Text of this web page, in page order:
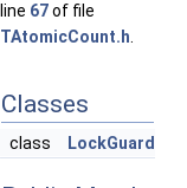
line 67of file
TAtomicCount.h
Classes
class LockGuard